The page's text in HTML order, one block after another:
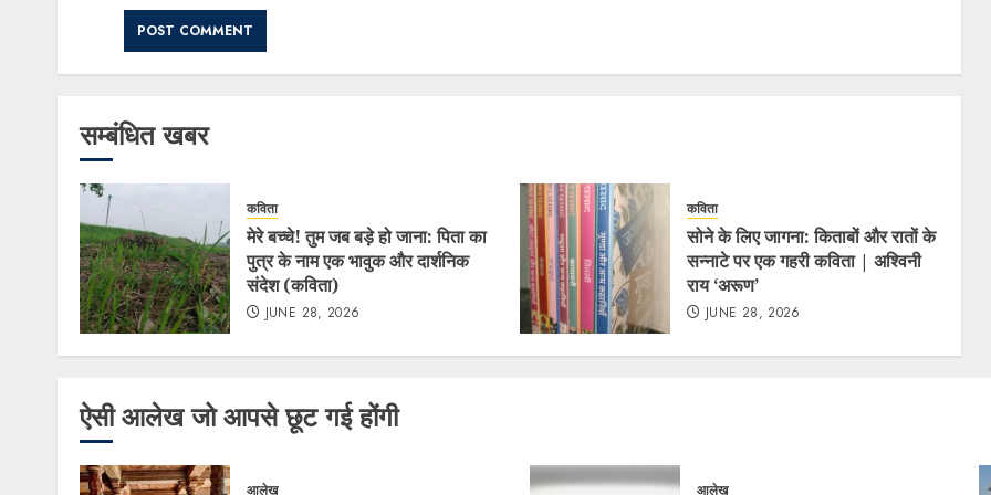
सम्बंधित खबर
कविता
मेरे बच्चे! तुम जब बड़े हो जाना: पिता का
पुत्र के नाम एक भावुक और दार्शनिक
संदेश (कविता)
JUNE 28, 2026
कविता
सोने के लिए जागना: किताबों और रातों के
सन्नाटे पर एक गहरी कविता | अश्विनी
राय ‘अरूण’
JUNE 28, 2026
ऐसी आलेख जो आपसे छूट गई होंगी
आलेख आलेख